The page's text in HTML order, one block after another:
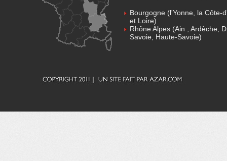
Bourgogne (l'Yonne, la Côte-
et Loire)
Rhône Alpes (Ain , Ardèche,
Savoie, Haute-Savoie)